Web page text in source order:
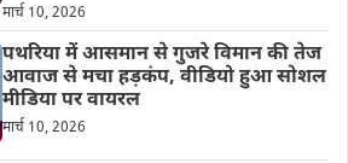
मार्च 10, 2026
पथरिया में आसमान से गुजरे विमान की तेज
आवाज से मचा हड़कंप, वीडियो हुआ सोशल
मीडिया पर वायरल
मार्च 10, 2026